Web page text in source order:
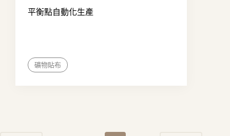
平衡點自動化生產
礦物貼布